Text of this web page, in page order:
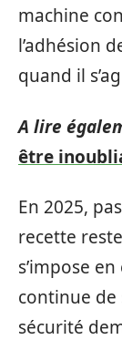
machine
l’adhésion
quand il
A lire
être
En 2025,
recette
s’impose
continue de
sécurité